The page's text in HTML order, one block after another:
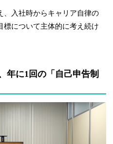
、入社時からキャリア自律の
標について主体的に考え続け
年に1回の「自己申告制